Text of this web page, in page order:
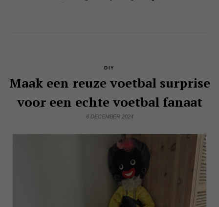
DIY
Maak een reuze voetbal surprise
voor een echte voetbal fanaat
6 DECEMBER 2024